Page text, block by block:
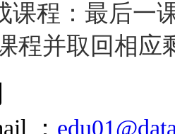
讨论咨询QQ
费观看）